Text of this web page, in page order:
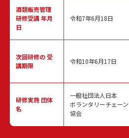
酒類販売管理
研修受講 年月
日
次回研修の受
講期限
研修実施 団体
名
令和7年6月18日
令和10年6月17日
一般社団法人日本
ボランタリーチェーン
協会